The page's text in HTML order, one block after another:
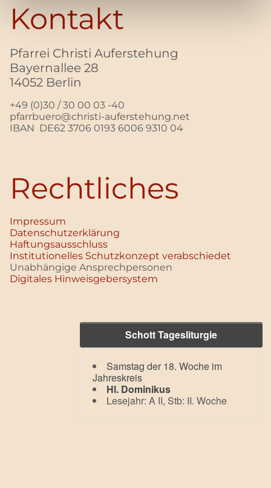
Kontakt
Pfarrei Christi Auferstehung
Bayernallee 28
14052 Berlin
+49 (0)30 / 30 00 03 -40
pfarrbuero@christi-auferstehung.net
IBAN DE62 3706 0193 6006 9310 04
Rechtliches
Impressum
Datenschutz­erklärung
Haftungsausschluss
Institutionelles Schutzkonzept verabschiedet
Unabhängige Ansprechpersonen
Digitales Hinweisgebersystem
Schott Tagesliturgie
Samstag der 18. Woche im
Jahreskreis
Hl. Dominikus
Lesejahr: A II, Stb: II. Woche